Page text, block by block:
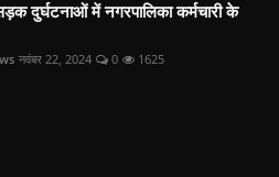
दुर्घटनाओं में नगरपालिका कर्मचारी के
नवंबर 22, 2024 0 1625